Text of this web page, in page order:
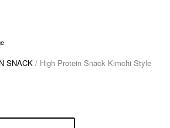
SNACK / High Protein Snack Kimchi Style